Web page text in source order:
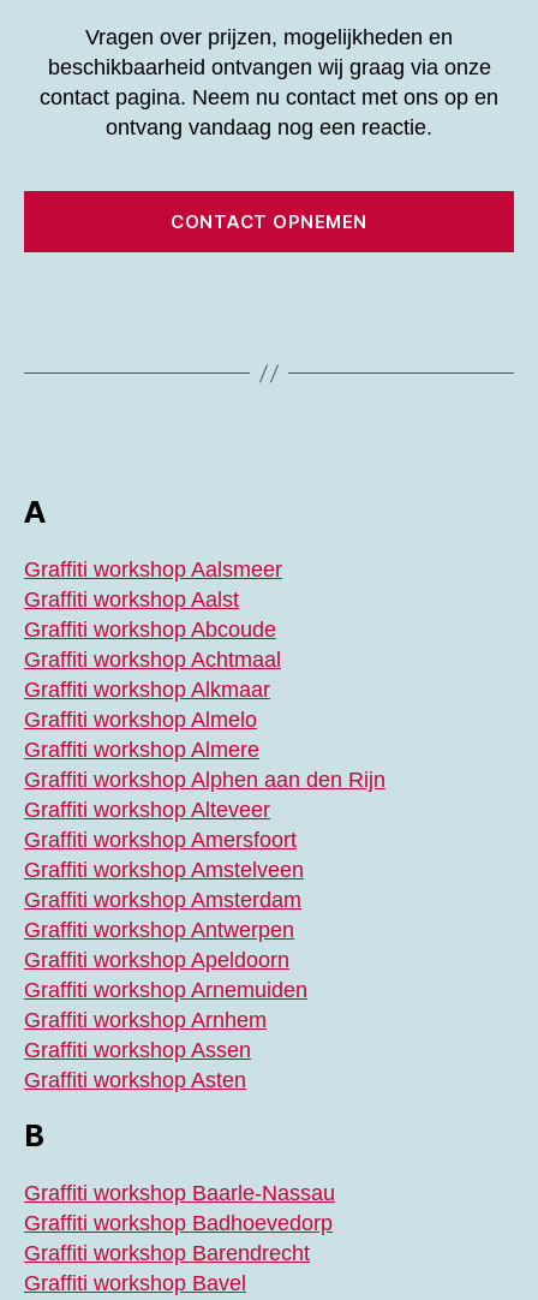
Vragen over prijzen, mogelijkheden en
beschikbaarheid ontvangen wij graag via onze
contact pagina. Neem nu contact met ons op en
ontvang vandaag nog een reactie.
CONTACT OPNEMEN
A
Graffiti workshop Aalsmeer
Graffiti workshop Aalst
Graffiti workshop Abcoude
Graffiti workshop Achtmaal
Graffiti workshop Alkmaar
Graffiti workshop Almelo
Graffiti workshop Almere
Graffiti workshop Alphen aan den Rijn
Graffiti workshop Alteveer
Graffiti workshop Amersfoort
Graffiti workshop Amstelveen
Graffiti workshop Amsterdam
Graffiti workshop Antwerpen
Graffiti workshop Apeldoorn
Graffiti workshop Arnemuiden
Graffiti workshop Arnhem
Graffiti workshop Assen
Graffiti workshop Asten
B
Graffiti workshop Baarle-Nassau
Graffiti workshop Badhoevedorp
Graffiti workshop Barendrecht
Graffiti workshop Bavel